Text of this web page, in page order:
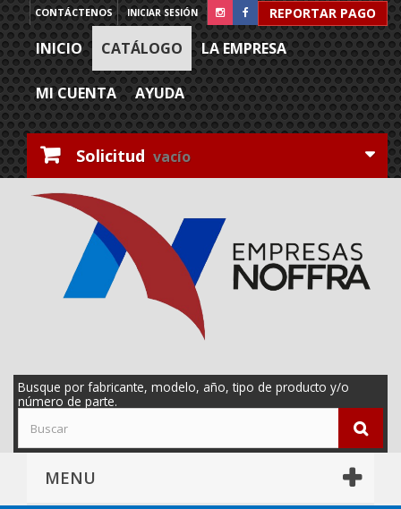
REPORTAR PAGO
INICIAR SESIÓN
CONTÁCTENOS
INICIO CATÁLOGO LA EMPRESA
MI CUENTA AYUDA
Solicitud vacío
Busque por fabricante, modelo, año, tipo de producto y/o
número de parte.
MENU